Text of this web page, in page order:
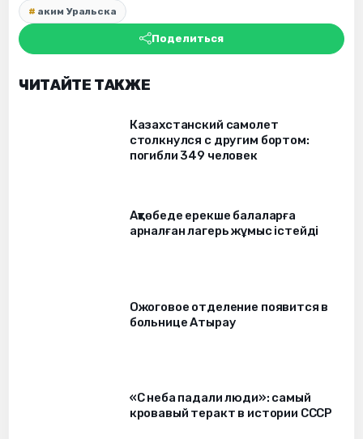
аким Уральска
Поделиться
ЧИТАЙТЕ ТАКЖЕ
Казахстанский самолет
столкнулся с другим бортом:
погибли 349 человек
Ақтөбеде ерекше балаларға
арналған лагерь жұмыс істейді
Ожоговое отделение появится в
больнице Атырау
«С неба падали люди»: самый
кровавый теракт в истории СССР